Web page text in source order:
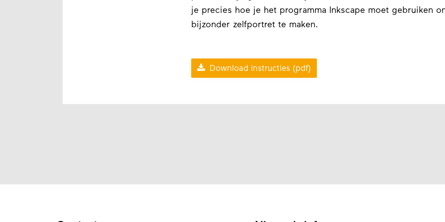
je precies hoe je het programma Inkscape moet gebruiken
bijzonder zelfportret te maken.
 Download instructies (pdf)